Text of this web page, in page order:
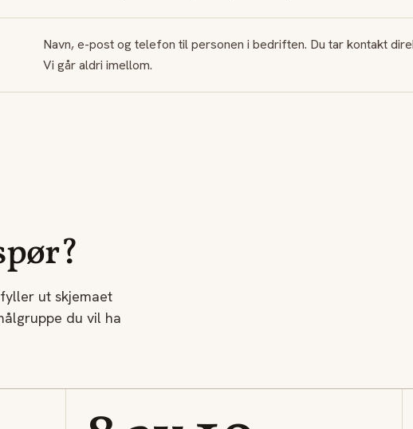
Navn, e-post og telefon til personen i bedriften. Du tar kontakt
Vi går aldri imellom.
ut skjemaet
du vil ha